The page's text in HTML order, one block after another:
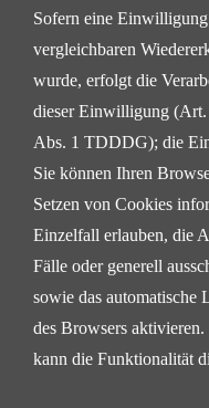
Sofern eine
vergleichbaren
wurde, erfolgt die
dieser Einwilligung
Abs. 1 TDDDG); die
Sie können Ihren
Setzen von Cookies
Einzelfall erlauben, die
Fälle oder generell
sowie das automatische
des Browsers
kann die Funktionalität